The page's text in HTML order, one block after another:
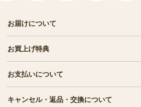
お届けについて
お買上げ特典
お支払いについて
キャンセル・返品・交換について